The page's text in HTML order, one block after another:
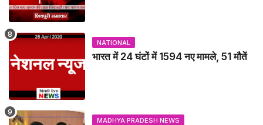
NATIONAL
भारत में 24 घंटों में 1594 नए मामले, 51 मौतें
MADHYA PRADESH NEWS